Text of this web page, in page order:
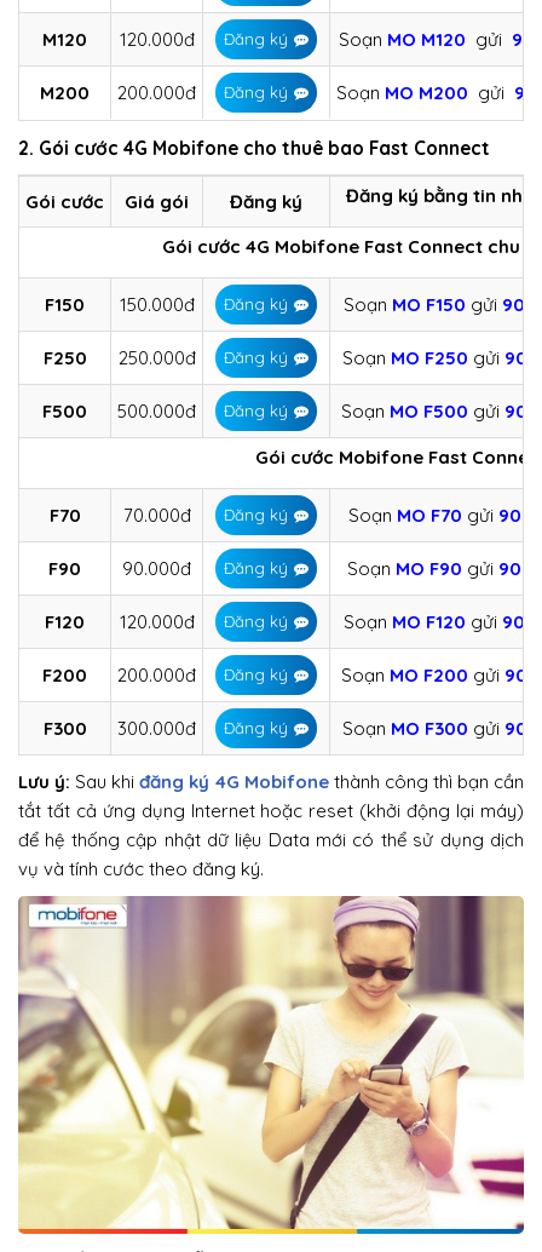
M120 120.000đ Đăng ký Soạn MO M120 gửi
M200 200.000đ Đăng ký Soạn MO M200 gửi
2. Gói cước 4G Mobifone cho thuê bao Fast Connect
Gói cước Giá gói Đăng ký Đăng ký bằng tin
Gói cước 4G Mobifone Fast Connect chu
F150 150.000đ Đăng ký Soạn MO F150 gửi
F250 250.000đ Đăng ký Soạn MO F250 gửi
F500 500.000đ Đăng ký Soạn MO F500 gửi
Gói cước Mobifone Fast
F70 70.000đ Đăng ký Soạn MO F70 gửi 9084
F90 90.000đ Đăng ký Soạn MO F90 gửi 9084
F120 120.000đ Đăng ký Soạn MO F120 gửi
F200 200.000đ Đăng ký Soạn MO F200 gửi
F300 300.000đ Đăng ký Soạn MO F300 gửi
Lưu ý: Sau khiđăng ký 4G Mobifonethành công thì bạn cần
tắt tất cả ứng dụng Internet hoặc reset (khởi động lại máy)
để hệ thống cập nhật dữ liệu Data mới có thể sử dụng dịch
vụ và tính cước theo đăng ký.